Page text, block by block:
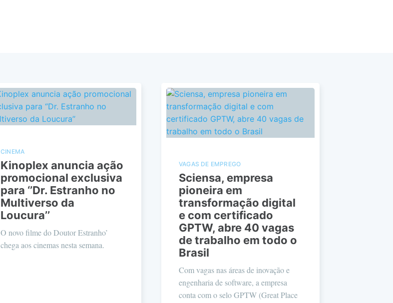
CINEMA
Kinoplex anuncia ação
promocional exclusiva
para ‘’Dr. Estranho no
Multiverso da
Loucura’’
O novo filme do Doutor Estranho’
chega aos cinemas nesta semana.
VAGAS DE EMPREGO
Sciensa, empresa
pioneira em
transformação digital
e com certificado
GPTW, abre 40 vagas
de trabalho em todo o
Brasil
Com vagas nas áreas de inovação e
engenharia de software, a empresa
conta com o selo GPTW (Great Place